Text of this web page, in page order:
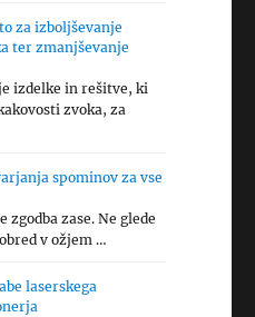
za izboljševanje
ter zmanjševanje
izdelke in rešitve, ki
zvoka, za
spominov za vse
zgodba zase. Ne glede
v ožjem …
laserskega